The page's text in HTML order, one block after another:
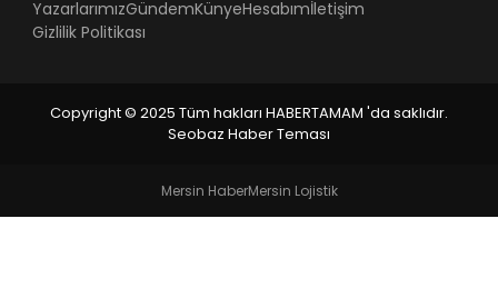
YazarlarımızGündemKünyeHesabımİletişim
Gizlilik Politikası
Copyright © 2025 Tüm hakları HABERTAMAM 'da saklıdır.
Seobaz Haber Teması
Mersin HaberMersin Lojistik